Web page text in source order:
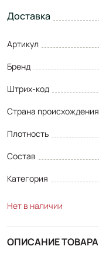
Доставка
Артикул
Бренд
Штрих-код
Страна происхождения
Плотность
Состав
Категория
Нет в наличии
ОПИСАНИЕ ТОВАРА